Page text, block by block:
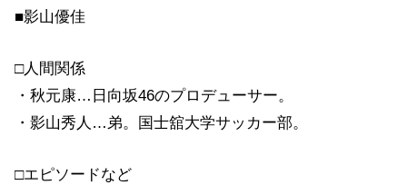
■影山優佳
□人間関係
・秋元康…日向坂46のプロデューサー。
・影山秀人…弟。国士舘大学サッカー部。
□エピソードなど